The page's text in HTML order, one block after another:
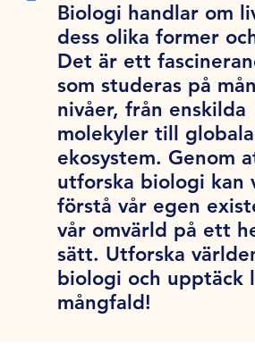
Biologi handlar om
dess olika former
Det är ett
som studeras på
nivåer, från enskilda
molekyler till globala
ekosystem. Genom
utforska biologi kan
förstå vår egen
vår omvärld på ett
sätt. Utforska
biologi och upptäck
mångfald!